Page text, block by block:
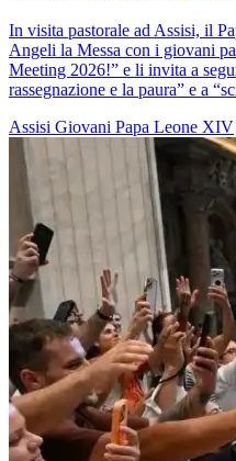
In visita pastorale ad Assisi, il
Angeli la Messa con i giovani
Meeting 2026!” e li invita a
rassegnazione e la paura” e a
Assisi Giovani Papa Leone XIV